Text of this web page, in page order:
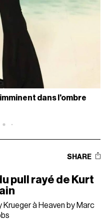
dans l'ombre
SHARE
pull rayé de Kurt
Krueger à Heaven by Marc